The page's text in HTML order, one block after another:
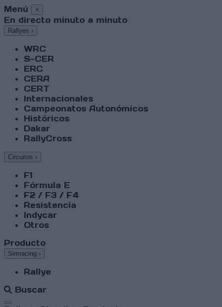
Menú ×
En directo minuto a minuto
Rallyes ›
WRC
S-CER
ERC
CERA
CERT
Internacionales
Campeonatos Autonómicos
Históricos
Dakar
RallyCross
Circuitos ›
F1
Fórmula E
F2 / F3 / F4
Resistencia
Indycar
Otros
Producto
Simracing ›
Rallye
Buscar